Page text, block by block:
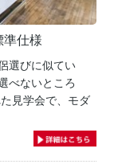
準仕様
選びに似てい
べないところ
見学会で、モダ